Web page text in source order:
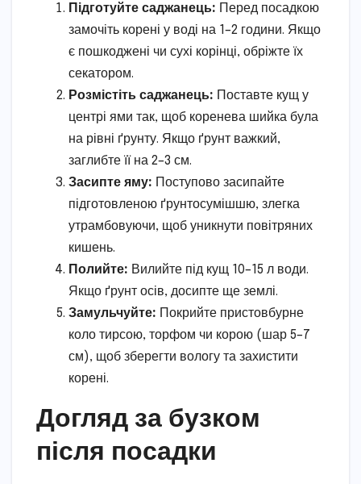
Підготуйте саджанець: Перед посадкою
замочіть корені у воді на 1–2 години. Якщо
є пошкоджені чи сухі корінці, обріжте їх
секатором.
Розмістіть саджанець: Поставте кущ у
центрі ями так, щоб коренева шийка була
на рівні ґрунту. Якщо ґрунт важкий,
заглибте її на 2–3 см.
Засипте яму: Поступово засипайте
підготовленою ґрунтосумішшю, злегка
утрамбовуючи, щоб уникнути повітряних
кишень.
Полийте: Вилийте під кущ 10–15 л води.
Якщо ґрунт осів, досипте ще землі.
Замульчуйте: Покрийте пристовбурне
коло тирсою, торфом чи корою (шар 5–7
см), щоб зберегти вологу та захистити
корені.
Догляд за бузком
після посадки